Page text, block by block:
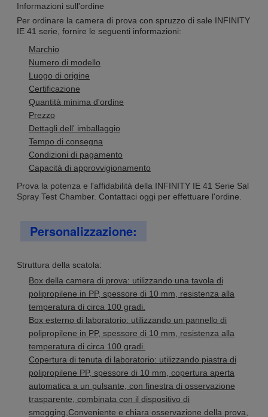
Informazioni sull'ordine
Per ordinare la camera di prova con spruzzo di sale INFINITY
IE 41 serie, fornire le seguenti informazioni:
Marchio
Numero di modello
Luogo di origine
Certificazione
Quantità minima d'ordine
Prezzo
Dettagli dell' imballaggio
Tempo di consegna
Condizioni di pagamento
Capacità di approvvigionamento
Prova la potenza e l'affidabilità della INFINITY IE 41 Serie Sal
Spray Test Chamber. Contattaci oggi per effettuare l'ordine.
Personalizzazione:
Struttura della scatola:
Box della camera di prova: utilizzando una tavola di
polipropilene in PP, spessore di 10 mm, resistenza alla
temperatura di circa 100 gradi.
Box esterno di laboratorio: utilizzando un pannello di
polipropilene in PP, spessore di 10 mm, resistenza alla
temperatura di circa 100 gradi.
Copertura di tenuta di laboratorio: utilizzando piastra di
polipropilene PP, spessore di 10 mm, copertura aperta
automatica a un pulsante, con finestra di osservazione
trasparente, combinata con il dispositivo di
smogging,Conveniente e chiara osservazione della prova,